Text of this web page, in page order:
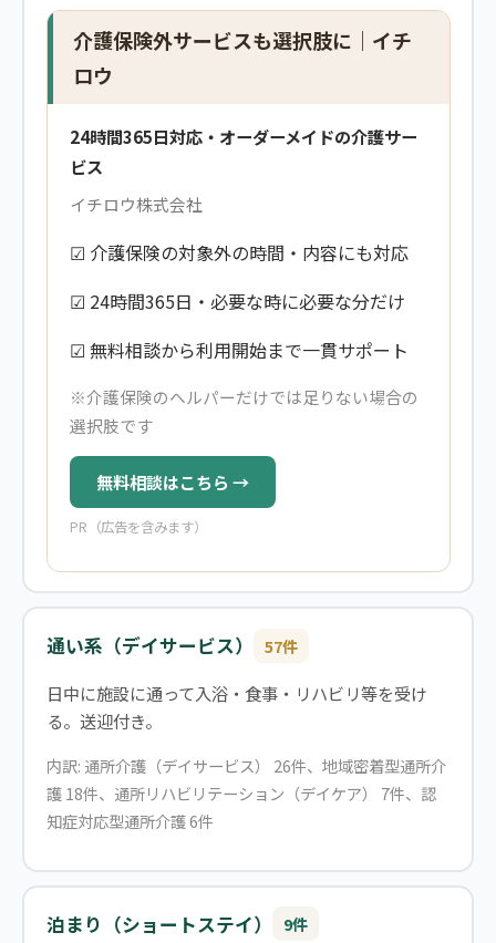
介護保険外サービスも選択肢に｜イチ
ロウ
24時間365日対応・オーダーメイドの介護サー
ビス
イチロウ株式会社
☑ 介護保険の対象外の時間・内容にも対応
☑ 24時間365日・必要な時に必要な分だけ
☑ 無料相談から利用開始まで一貫サポート
※介護保険のヘルパーだけでは足りない場合の
選択肢です
無料相談はこちら →
PR（広告を含みます）
通い系（デイサービス） 57件
日中に施設に通って入浴・食事・リハビリ等を受け
る。送迎付き。
内訳: 通所介護（デイサービス） 26件、地域密着型通所介
護 18件、通所リハビリテーション（デイケア） 7件、認
知症対応型通所介護 6件
泊まり（ショートステイ） 9件